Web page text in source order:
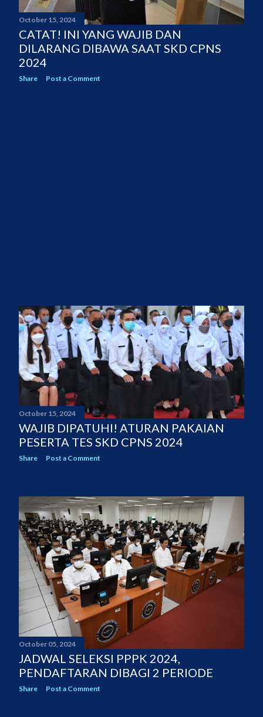
October 15, 2024
CATAT! INI YANG WAJIB DAN
DILARANG DIBAWA SAAT SKD CPNS
2024
Share Post a Comment
October 15, 2024
WAJIB DIPATUHI! ATURAN PAKAIAN
PESERTA TES SKD CPNS 2024
Share Post a Comment
October 05, 2024
JADWAL SELEKSI PPPK 2024,
PENDAFTARAN DIBAGI 2 PERIODE
Share Post a Comment